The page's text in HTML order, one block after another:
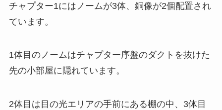
チャプター1にはノームが3体、銅像が2個配置され
ています。
1体目のノームはチャプター序盤のダクトを抜けた
先の小部屋に隠れています。
2体目は目の光エリアの手前にある棚の中、3体目